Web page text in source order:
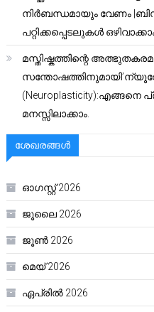
നിർബന്ധമായും വേണം
പറ്റിക്കപ്പെടലുകൾ
മസ്തിഷ്കത്തിന്റെ
(Neuroplasticity):എങ്ങനെ
മനസ്സിലാക്കാം.
ശേഖരങ്ങൾ
ഓഗസ്റ്റ്‌ 2026
ജൂലൈ 2026
ജൂൺ 2026
മെയ്‌ 2026
ഏപ്രിൽ 2026